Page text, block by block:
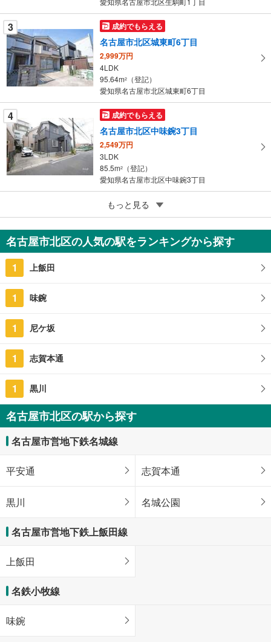
に
保
存
す
る
3 成約でもらえる
名古屋市北区城東町6丁目
2,999万円
4LDK
95.64m2
（登記）
愛知県名古屋市北区城東町6丁目
4 成約でもらえる
名古屋市北区中味鋺3丁目
2,549万円
3LDK
85.5m2
（登記）
愛知県名古屋市北区中味鋺3丁目
名古屋市北区瑠璃光町3丁目
1億3,000万円
6SLDK
179.69m2（登記）
愛知県名古屋市北区瑠璃光町3丁目
もっと見る
名古屋市北区の人気の駅をランキングから探す
1 上飯田
1 味鋺
1 尼ケ坂
1 志賀本通
1 黒川
名古屋市北区の駅から探す
名古屋市営地下鉄名城線
平安通 志賀本通
黒川 名城公園
名古屋市営地下鉄上飯田線
上飯田
名鉄小牧線
味鋺